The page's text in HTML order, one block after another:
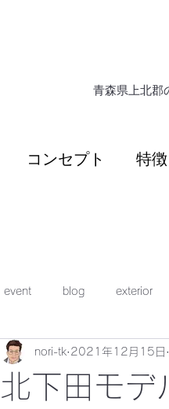
青森県上北郡
コンセプト 特徴
event blog exterior
北下田モデ
nori-tk 2021年12月15日